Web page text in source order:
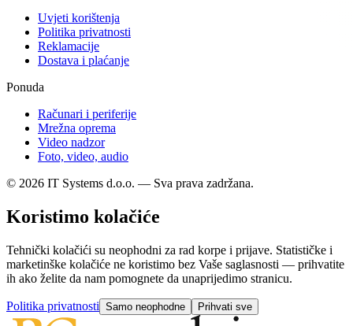
Uvjeti korištenja
Politika privatnosti
Reklamacije
Dostava i plaćanje
Ponuda
Računari i periferije
Mrežna oprema
Video nadzor
Foto, video, audio
© 2026 IT Systems d.o.o. — Sva prava zadržana.
Koristimo kolačiće
Tehnički kolačići su neophodni za rad korpe i prijave. Statističke i
marketinške kolačiće ne koristimo bez Vaše saglasnosti — prihvatite
ih ako želite da nam pomognete da unaprijedimo stranicu.
Politika privatnosti Samo neophodne Prihvati sve